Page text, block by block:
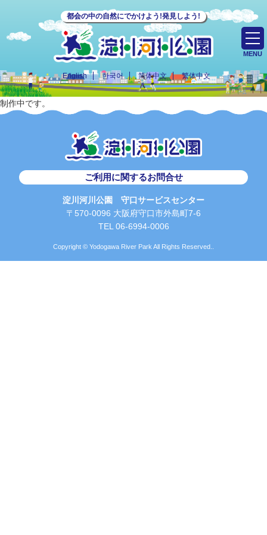
都会の中の自然にでかけよう!発見しよう!
English 한국어 简体中文 繁体中文
MENU
制作中です。
ご利用に関するお問合せ
淀川河川公園 守口サービスセンター
〒570-0096 大阪府守口市外島町7-6
TEL 06-6994-0006
Copyright © Yodogawa River Park All Rights Reserved..